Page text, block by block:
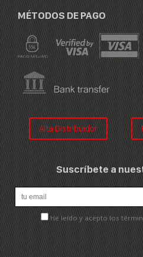
MÉTODOS DE PAGO
Alta Distribuidor
Suscríbete a
He leído y acepto los